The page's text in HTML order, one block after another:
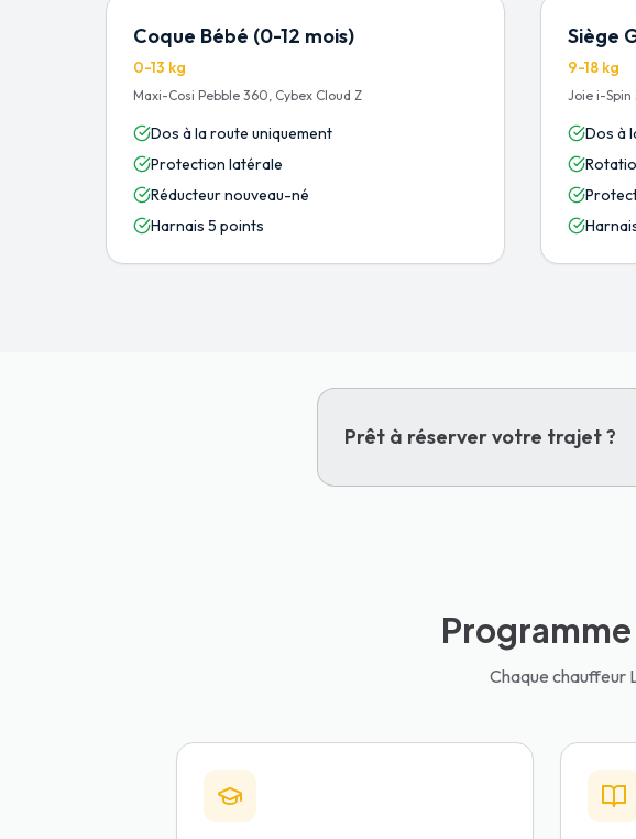
Coque Bébé (0-12 mois)
0-13 kg
Maxi-Cosi Pebble 360, Cybex Cloud Z
Dos à la route uniquement
Protection latérale
Réducteur nouveau-né
Harnais 5 points
Siège
9-18 kg
Joie i-Spin
Dos à
Prêt à réserver votre trajet ?
Chaque chauffeur